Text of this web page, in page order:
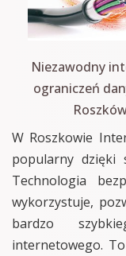
Niezawodny
ograniczeń
W Roszkowie
popularny dzięki
Technologia
wykorzystuje,
bardzo
internetowego.